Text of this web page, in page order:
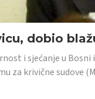
dobio
i sjećanje u
za krivične sudove